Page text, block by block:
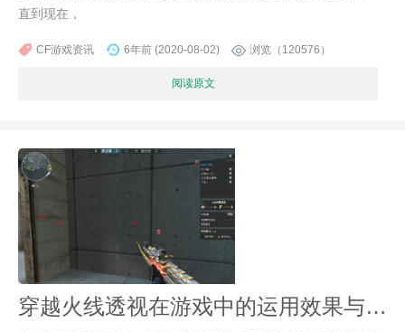
直到现在，
CF游戏资讯 6年前 (2020-08-02) 浏览（120576）
阅读原文
穿越火线透视在游戏中的运用效果与意义